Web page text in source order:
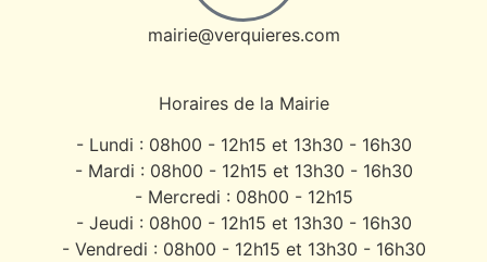
mairie@verquieres.com
Horaires de la Mairie
- Lundi : 08h00 - 12h15 et 13h30 - 16h30
- Mardi : 08h00 - 12h15 et 13h30 - 16h30
- Mercredi : 08h00 - 12h15
- Jeudi : 08h00 - 12h15 et 13h30 - 16h30
- Vendredi : 08h00 - 12h15 et 13h30 - 16h30